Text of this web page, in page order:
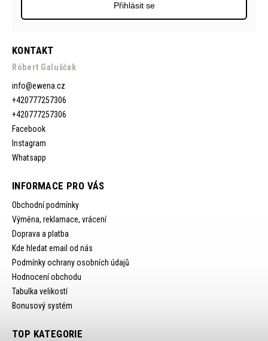
KONTAKT
Róbert Galuščak
info@ewena.cz
+420777257306
+420777257306
Facebook
Instagram
Whatsapp
INFORMACE PRO VÁS
Obchodní podmínky
Výměna, reklamace, vrácení
Doprava a platba
Kde hledat email od nás
Podmínky ochrany osobních údajů
Hodnocení obchodu
Tabulka velikostí
Bonusový systém
Přihlásit se
TOP KATEGORIE